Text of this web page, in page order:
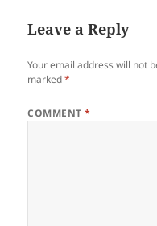
o
o
k
n
Leave a Reply
Your email address will not
marked*
COMMENT*